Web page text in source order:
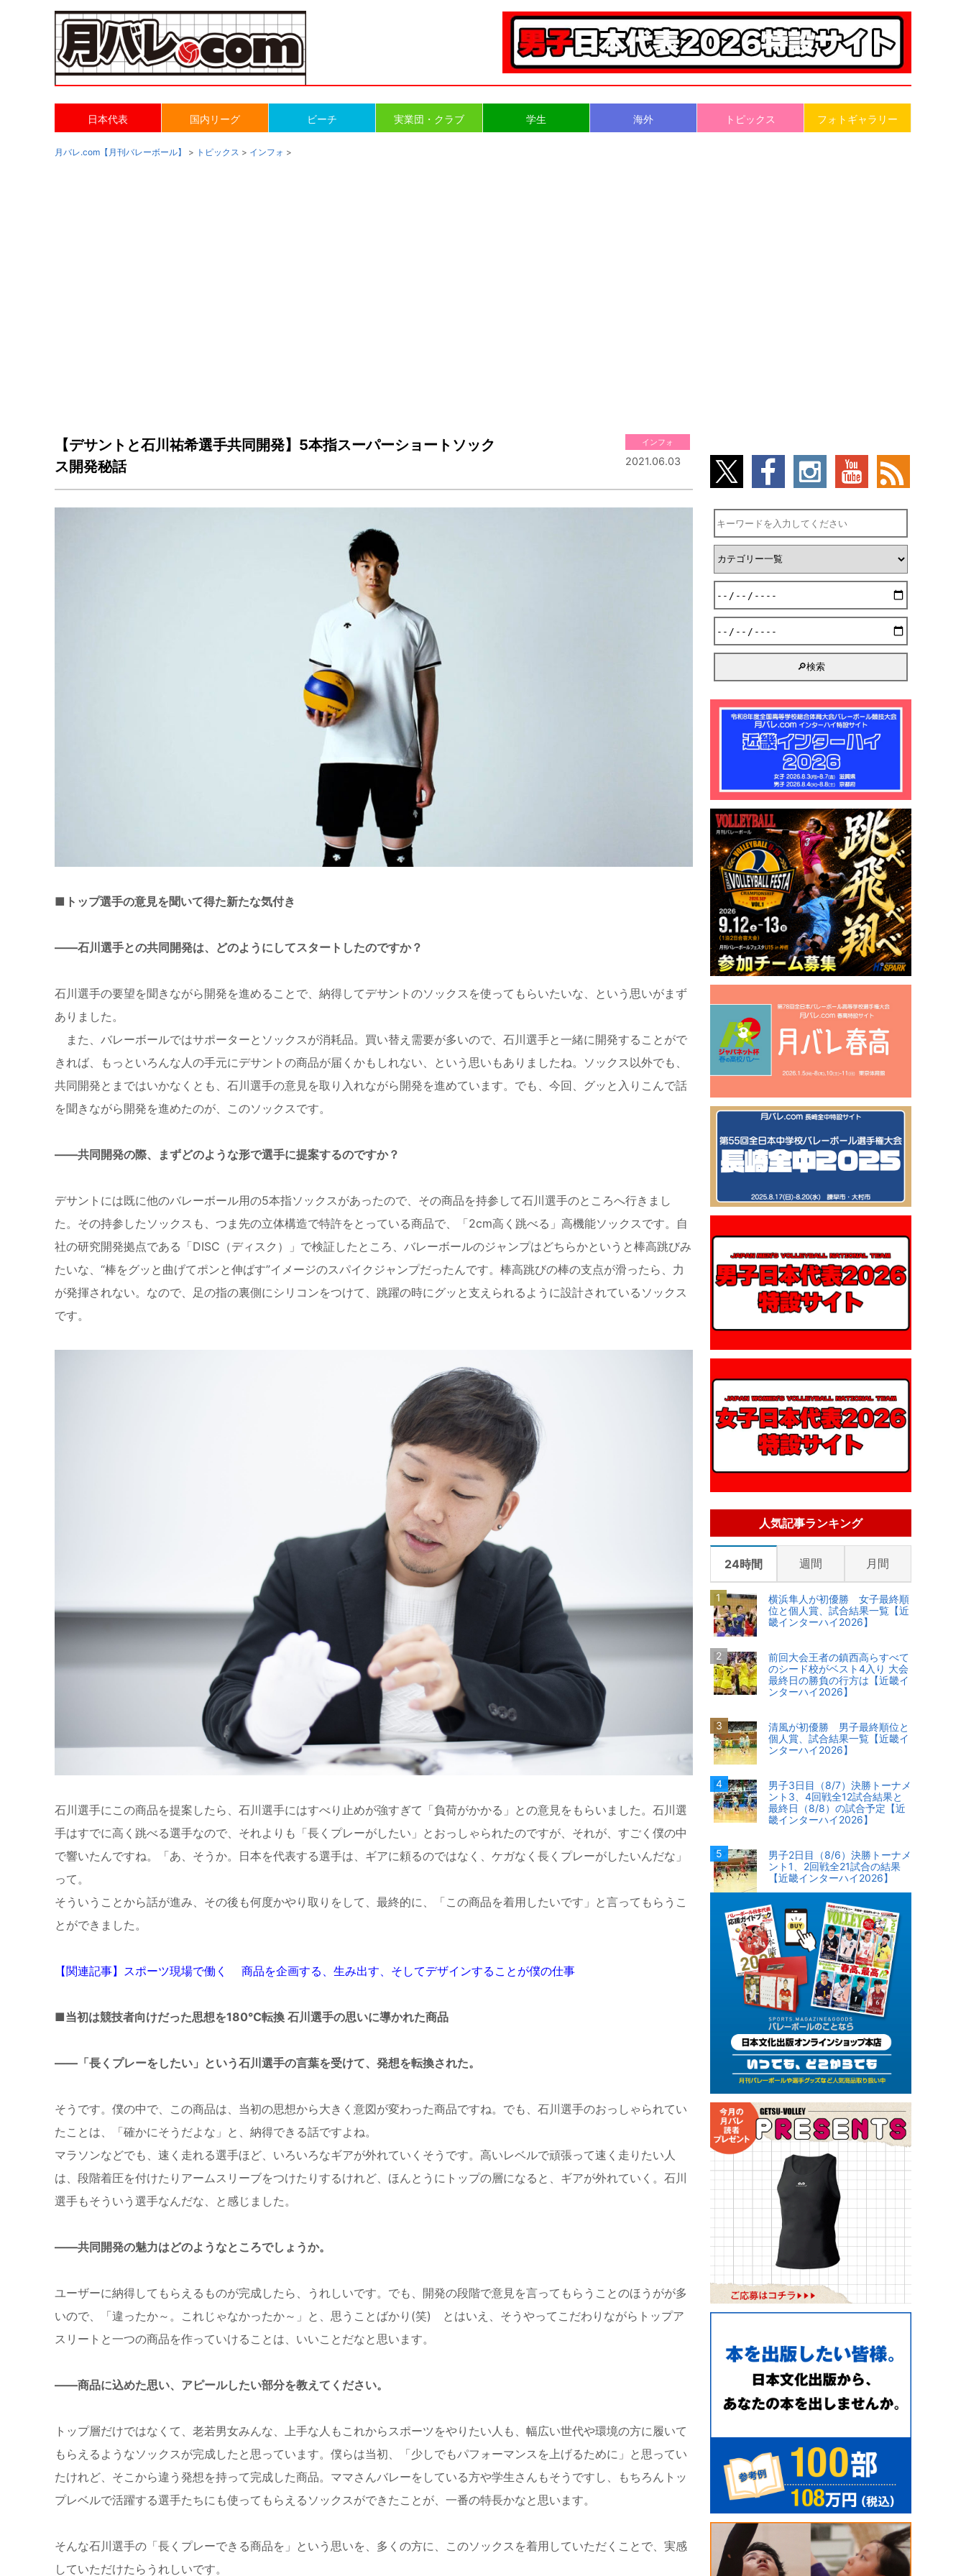
日本代表 国内リーグ ビーチ 実業団・クラブ 学生 海外 トピックス フォトギャラリー
月バレ.com【月刊バレーボール】 > トピックス > インフォ >
【デサントと石川祐希選手共同開発】5本指スーパーショートソック
ス開発秘話
インフォ
2021.06.03
■トップ選手の意見を聞いて得た新たな気付き
――石川選手との共同開発は、どのようにしてスタートしたのですか？
石川選手の要望を聞きながら開発を進めることで、納得してデサントのソックスを使ってもらいたいな、という思いがまず
ありました。
また、バレーボールではサポーターとソックスが消耗品。買い替え需要が多いので、石川選手と一緒に開発することがで
きれば、もっといろんな人の手元にデサントの商品が届くかもしれない、という思いもありましたね。ソックス以外でも、
共同開発とまではいかなくとも、石川選手の意見を取り入れながら開発を進めています。でも、今回、グッと入りこんで話
を聞きながら開発を進めたのが、このソックスです。
――共同開発の際、まずどのような形で選手に提案するのですか？
デサントには既に他のバレーボール用の5本指ソックスがあったので、その商品を持参して石川選手のところへ行きまし
た。その持参したソックスも、つま先の立体構造で特許をとっている商品で、「2cm高く跳べる」高機能ソックスです。自
社の研究開発拠点である「DISC（ディスク）」で検証したところ、バレーボールのジャンプはどちらかというと棒高跳びみ
たいな、“棒をグッと曲げてポンと伸ばす”イメージのスパイクジャンプだったんです。棒高跳びの棒の支点が滑ったら、力
が発揮されない。なので、足の指の裏側にシリコンをつけて、跳躍の時にグッと支えられるように設計されているソックス
です。
石川選手にこの商品を提案したら、石川選手にはすべり止めが強すぎて「負荷がかかる」との意見をもらいました。石川選
手はすでに高く跳べる選手なので、それよりも「長くプレーがしたい」とおっしゃられたのですが、それが、すごく僕の中
で響いたんですね。「あ、そうか。日本を代表する選手は、ギアに頼るのではなく、ケガなく長くプレーがしたいんだな」
って。
そういうことから話が進み、その後も何度かやり取りをして、最終的に、「この商品を着用したいです」と言ってもらうこ
とができました。
【関連記事】スポーツ現場で働く 商品を企画する、生み出す、そしてデザインすることが僕の仕事
■当初は競技者向けだった思想を180℃転換 石川選手の思いに導かれた商品
――「長くプレーをしたい」という石川選手の言葉を受けて、発想を転換された。
そうです。僕の中で、この商品は、当初の思想から大きく意図が変わった商品ですね。でも、石川選手のおっしゃられてい
たことは、「確かにそうだよな」と、納得できる話ですよね。
マラソンなどでも、速く走れる選手ほど、いろいろなギアが外れていくそうです。高いレベルで頑張って速く走りたい人
は、段階着圧を付けたりアームスリーブをつけたりするけれど、ほんとうにトップの層になると、ギアが外れていく。石川
選手もそういう選手なんだな、と感じました。
――共同開発の魅力はどのようなところでしょうか。
ユーザーに納得してもらえるものが完成したら、うれしいです。でも、開発の段階で意見を言ってもらうことのほうがが多
いので、「違ったか～。これじゃなかったか～」と、思うことばかり(笑) とはいえ、そうやってこだわりながらトップア
スリートと一つの商品を作っていけることは、いいことだなと思います。
――商品に込めた思い、アピールしたい部分を教えてください。
トップ層だけではなくて、老若男女みんな、上手な人もこれからスポーツをやりたい人も、幅広い世代や環境の方に履いて
もらえるようなソックスが完成したと思っています。僕らは当初、「少しでもパフォーマンスを上げるために」と思ってい
たけれど、そこから違う発想を持って完成した商品。ママさんバレーをしている方や学生さんもそうですし、もちろんトッ
プレベルで活躍する選手たちにも使ってもらえるソックスができたことが、一番の特長かなと思います。
そんな石川選手の「長くプレーできる商品を」という思いを、多くの方に、このソックスを着用していただくことで、実感
していただけたらうれしいです。
人気記事ランキング
24時間 週間 月間
横浜隼人が初優勝 女子最終順
位と個人賞、試合結果一覧【近
畿インターハイ2026】
前回大会王者の鎮西高らすべて
のシード校がベスト4入り 大会
最終日の勝負の行方は【近畿イ
ンターハイ2026】
清風が初優勝 男子最終順位と
個人賞、試合結果一覧【近畿イ
ンターハイ2026】
男子3日目（8/7）決勝トーナメ
ント3、4回戦全12試合結果と
最終日（8/8）の試合予定【近
畿インターハイ2026】
男子2日目（8/6）決勝トーナメ
ント1、2回戦全21試合の結果
【近畿インターハイ2026】